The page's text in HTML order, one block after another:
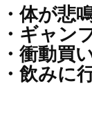
・体が悲
・ギャン
・衝動買
・飲みに